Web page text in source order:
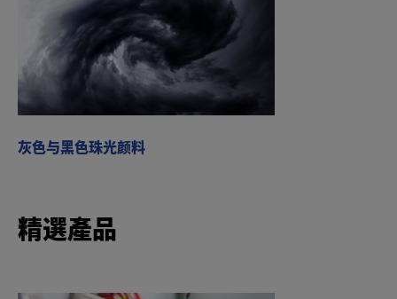
灰色与黑色珠光颜料
精選產品